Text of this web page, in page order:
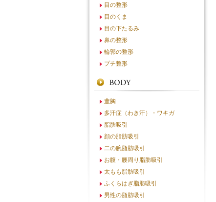
目の整形
目のくま
目の下たるみ
鼻の整形
輪郭の整形
プチ整形
豊胸
多汗症（わき汗）・ワキガ
脂肪吸引
顔の脂肪吸引
二の腕脂肪吸引
お腹・腰周り脂肪吸引
太もも脂肪吸引
ふくらはぎ脂肪吸引
男性の脂肪吸引